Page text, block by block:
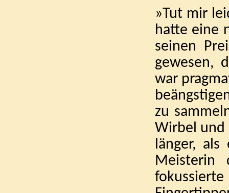
»Tut mir
hatte eine
seinen
gewesen,
war
zu
Wirbel und
länger,